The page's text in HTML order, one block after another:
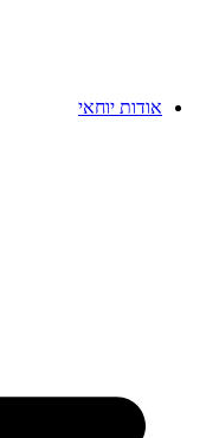
אודות יוחאי